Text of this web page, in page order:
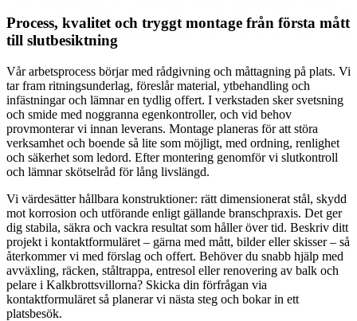
Process, kvalitet och tryggt montage från första mått
till slutbesiktning
Vår arbetsprocess börjar med rådgivning och måttagning på plats. Vi
tar fram ritningsunderlag, föreslår material, ytbehandling och
infästningar och lämnar en tydlig offert. I verkstaden sker svetsning
och smide med noggranna egenkontroller, och vid behov
provmonterar vi innan leverans. Montage planeras för att störa
verksamhet och boende så lite som möjligt, med ordning, renlighet
och säkerhet som ledord. Efter montering genomför vi slutkontroll
och lämnar skötselråd för lång livslängd.
Vi värdesätter hållbara konstruktioner: rätt dimensionerat stål, skydd
mot korrosion och utförande enligt gällande branschpraxis. Det ger
dig stabila, säkra och vackra resultat som håller över tid. Beskriv ditt
projekt i kontaktformuläret – gärna med mått, bilder eller skisser – så
återkommer vi med förslag och offert. Behöver du snabb hjälp med
avväxling, räcken, ståltrappa, entresol eller renovering av balk och
pelare i Kalkbrottsvillorna? Skicka din förfrågan via
kontaktformuläret så planerar vi nästa steg och bokar in ett
platsbesök.